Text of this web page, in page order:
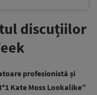
discuțiilor
profesionistă și
Kate Moss Lookalike”